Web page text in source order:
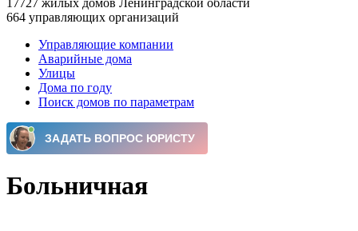
17727 жилых домов Ленинградской области
664 управляющих организаций
Главное меню
Управляющие компании
Аварийные дома
Улицы
Дома по году
Поиск домов по параметрам
Больничная